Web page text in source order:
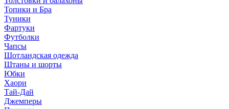
Топики и Бра
Туники
Фартуки
Футболки
Чапсы
Шотландская одежда
Штаны и шорты
Юбки
Хаори
Тай-Дай
Джемперы